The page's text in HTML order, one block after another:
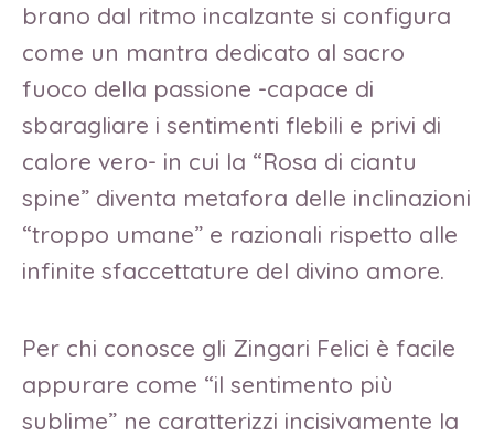
brano dal ritmo incalzante si configura
come un mantra dedicato al sacro
fuoco della passione -capace di
sbaragliare i sentimenti flebili e privi di
calore vero- in cui la “Rosa di ciantu
spine” diventa metafora delle inclinazioni
“troppo umane” e razionali rispetto alle
infinite sfaccettature del divino amore.
Per chi conosce gli Zingari Felici è facile
appurare come “il sentimento più
sublime” ne caratterizzi incisivamente la